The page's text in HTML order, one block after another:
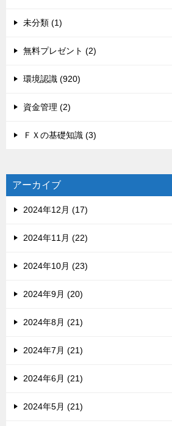
未分類 (1)
無料プレゼント (2)
環境認識 (920)
資金管理 (2)
ＦＸの基礎知識 (3)
アーカイブ
2024年12月 (17)
2024年11月 (22)
2024年10月 (23)
2024年9月 (20)
2024年8月 (21)
2024年7月 (21)
2024年6月 (21)
2024年5月 (21)